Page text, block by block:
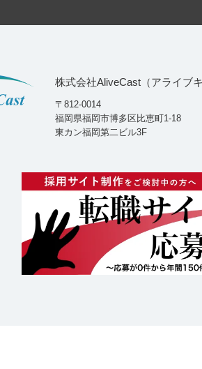
株式会社AliveCast（アライブ
〒812-0014
福岡県福岡市博多区比恵町1-18
東カン福岡第二ビル3F